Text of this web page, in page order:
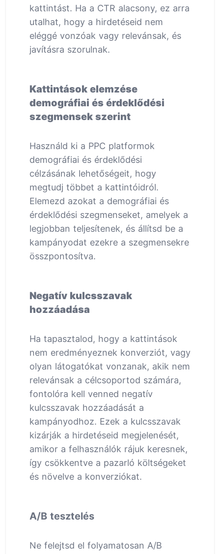
kattintást. Ha a CTR alacsony, ez arra
utalhat, hogy a hirdetéseid nem
eléggé vonzóak vagy relevánsak, és
javításra szorulnak.
Kattintások elemzése
demográfiai és érdeklődési
szegmensek szerint
Használd ki a PPC platformok
demográfiai és érdeklődési
célzásának lehetőségeit, hogy
megtudj többet a kattintóidról.
Elemezd azokat a demográfiai és
érdeklődési szegmenseket, amelyek a
legjobban teljesítenek, és állítsd be a
kampányodat ezekre a szegmensekre
összpontosítva.
Negatív kulcsszavak
hozzáadása
Ha tapasztalod, hogy a kattintások
nem eredményeznek konverziót, vagy
olyan látogatókat vonzanak, akik nem
relevánsak a célcsoportod számára,
fontolóra kell venned negatív
kulcsszavak hozzáadását a
kampányodhoz. Ezek a kulcsszavak
kizárják a hirdetéseid megjelenését,
amikor a felhasználók rájuk keresnek,
így csökkentve a pazarló költségeket
és növelve a konverziókat.
A/B tesztelés
Ne felejtsd el folyamatosan A/B